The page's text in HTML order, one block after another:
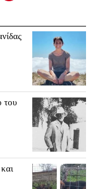
του